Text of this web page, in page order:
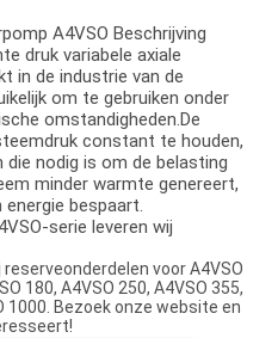
A4VSO Beschrijving
druk variabele axiale
in de industrie van de
om te gebruiken onder
omstandigheden.De
constant te houden,
nodig is om de belasting
minder warmte genereert,
bespaart.
serie leveren wij
voor A4VSO
180, A4VSO 250, A4VSO 355,
1000. Bezoek onze website en